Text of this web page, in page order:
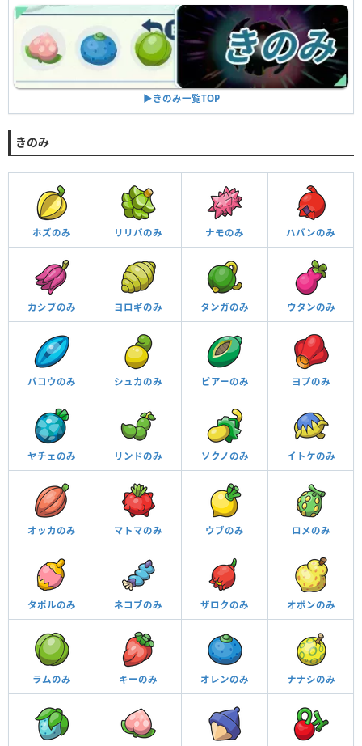
▶︎きのみ一覧TOP
きのみ
ホズのみ リリバのみ ナモのみ ハバンのみ
カシブのみ ヨロギのみ タンガのみ ウタンのみ
バコウのみ シュカのみ ビアーのみ ヨプのみ
ヤチェのみ リンドのみ ソクノのみ イトケのみ
オッカのみ マトマのみ ウブのみ ロメのみ
タポルのみ ネコブのみ ザロクのみ オボンのみ
ラムのみ キーのみ オレンのみ ナナシのみ